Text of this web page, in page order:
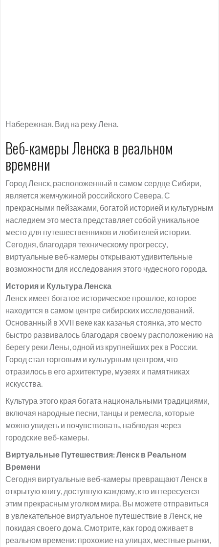
Набережная. Вид на реку Лена.
Веб-камеры Ленска в реальном
времени
Город Ленск, расположенный в самом сердце Сибири,
является жемчужиной российского Севера. С
прекрасными пейзажами, богатой историей и культурным
наследием это места представляет собой уникальное
место для путешественников и любителей истории.
Сегодня, благодаря техническому прогрессу,
виртуальные веб-камеры открывают удивительные
возможности для исследования этого чудесного города.
История и Культура Ленска
Ленск имеет богатое историческое прошлое, которое
находится в самом центре сибирских исследований.
Основанный в XVII веке как казачья стоянка, это место
быстро развивалось благодаря своему расположению на
берегу реки Лены, одной из крупнейших рек в России.
Город стал торговым и культурным центром, что
отразилось в его архитектуре, музеях и памятниках
искусства.
Культура этого края богата национальными традициями,
включая народные песни, танцы и ремесла, которые
можно увидеть и почувствовать, наблюдая через
городские веб-камеры.
Виртуальные Путешествия: Ленск в Реальном
Времени
Сегодня виртуальные веб-камеры превращают Ленск в
открытую книгу, доступную каждому, кто интересуется
этим прекрасным уголком мира. Вы можете отправиться
в увлекательное виртуальное путешествие в Ленск, не
покидая своего дома. Смотрите, как город оживает в
реальном времени: прохожие на улицах, местные рынки,